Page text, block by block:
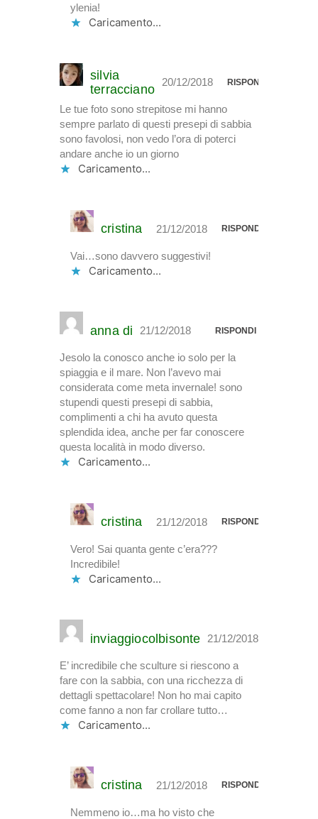
ylenia!
Caricamento...
silvia
terracciano
20/12/2018 RISPONDI
Le tue foto sono strepitose mi hanno
sempre parlato di questi presepi di sabbia
sono favolosi, non vedo l’ora di poterci
andare anche io un giorno
Caricamento...
cristina 21/12/2018 RISPONDI
Vai…sono davvero suggestivi!
Caricamento...
anna di 21/12/2018 RISPONDI
Jesolo la conosco anche io solo per la
spiaggia e il mare. Non l’avevo mai
considerata come meta invernale! sono
stupendi questi presepi di sabbia,
complimenti a chi ha avuto questa
splendida idea, anche per far conoscere
questa località in modo diverso.
Caricamento...
cristina 21/12/2018 RISPONDI
Vero! Sai quanta gente c’era???
Incredibile!
Caricamento...
inviaggiocolbisonte 21/12/2018
E’ incredibile che sculture si riescono a
fare con la sabbia, con una ricchezza di
dettagli spettacolare! Non ho mai capito
come fanno a non far crollare tutto…
Caricamento...
cristina 21/12/2018 RISPONDI
Nemmeno io…ma ho visto che